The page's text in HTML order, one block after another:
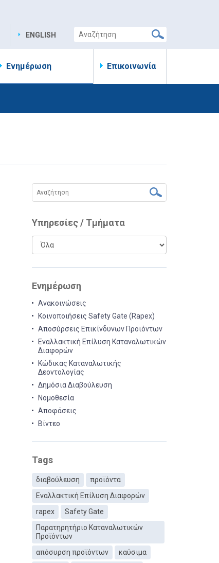
ENGLISH
Ενημέρωση Επικοινωνία
Υπηρεσίες / Τμήματα
Ενημέρωση
Ανακοινώσεις
Κοινοποιήσεις Safety Gate (Rapex)
Αποσύρσεις Επικίνδυνων Προϊόντων
Εναλλακτική Επίλυση Καταναλωτικών
Διαφορών
Κώδικας Καταναλωτικής
Δεοντολογίας
Δημόσια Διαβούλευση
Νομοθεσία
Αποφάσεις
Βίντεο
Tags
διαβούλευση
προϊόντα
Εναλλακτική Επίλυση Διαφορών
rapex
Safety Gate
Παρατηρητήριο Καταναλωτικών
Προϊόντων
απόσυρση προϊόντων
καύσιμα